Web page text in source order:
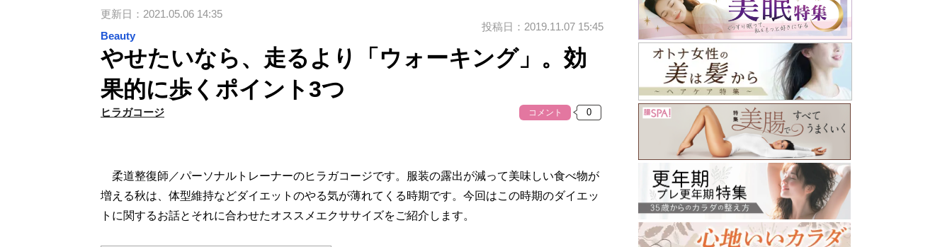
更新日：2021.05.06 14:35
Beauty
投稿日：2019.11.07 15:45
やせたいなら、走るより「ウォーキング」。効
果的に歩くポイント3つ
ヒラガコージ コメント
柔道整復師／パーソナルトレーナーのヒラガコージです。服装の露出が減って美味しい食べ物が
増える秋は、体型維持などダイエットのやる気が薄れてくる時期です。今回はこの時期のダイエッ
トに関するお話とそれに合わせたオススメエクササイズをご紹介します。